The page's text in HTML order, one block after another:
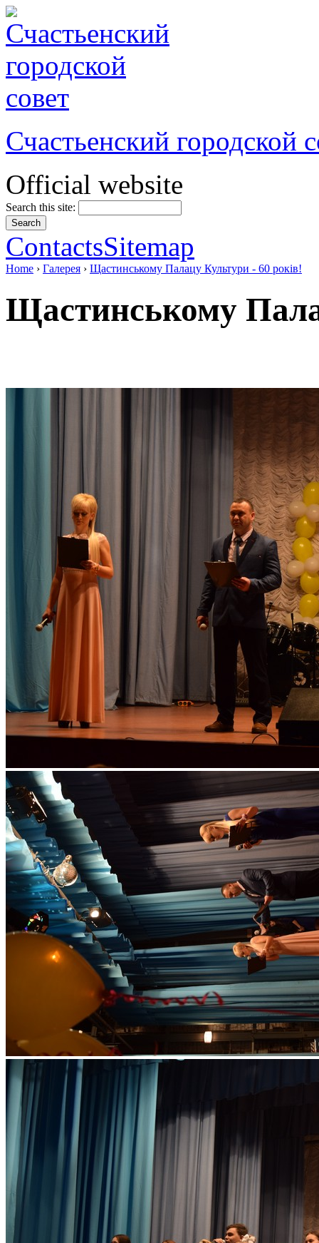
Счастьенский городской
Official website
Search this site:
ContactsSitemap
Home › Галерея › Щастинському Палацу Культури - 60 років!
Щастинському